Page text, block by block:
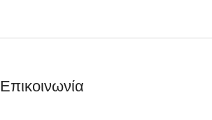
Επικοινωνία